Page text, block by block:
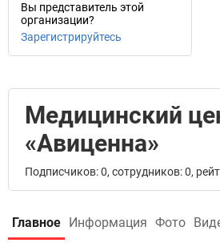
Вы представитель этой
организации?
Зарегистрируйтесь
Медицинский
«Авиценна»
Подписчиков: 0, сотрудников: 0,
Главное Информация Фото